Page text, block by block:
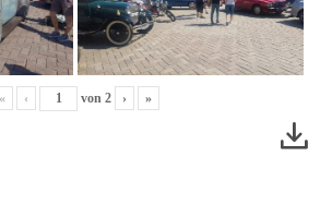
« ‹ von 2 › »